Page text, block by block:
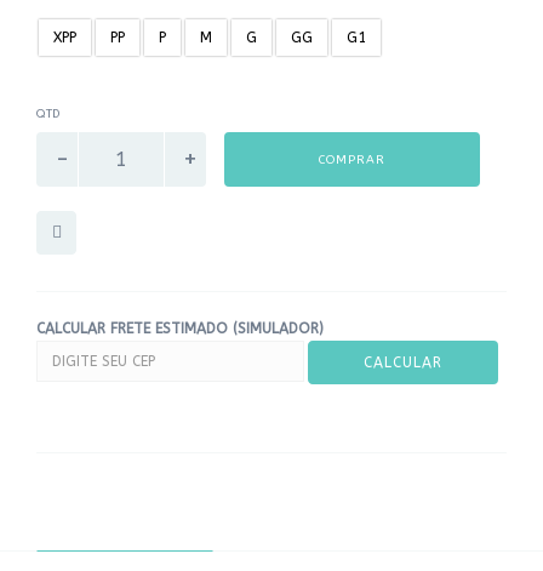
XPP PP P M G GG G1
QTD
COMPRAR
CALCULAR FRETE ESTIMADO (SIMULADOR)